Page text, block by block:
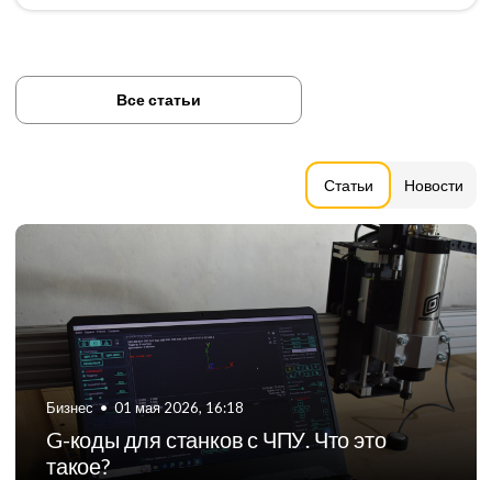
Статьи Новости
Все статьи
Бизнес • 06 августа 2024, 11:21
ТОП-5 российских производителей
фрезерных станков с ЧПУ